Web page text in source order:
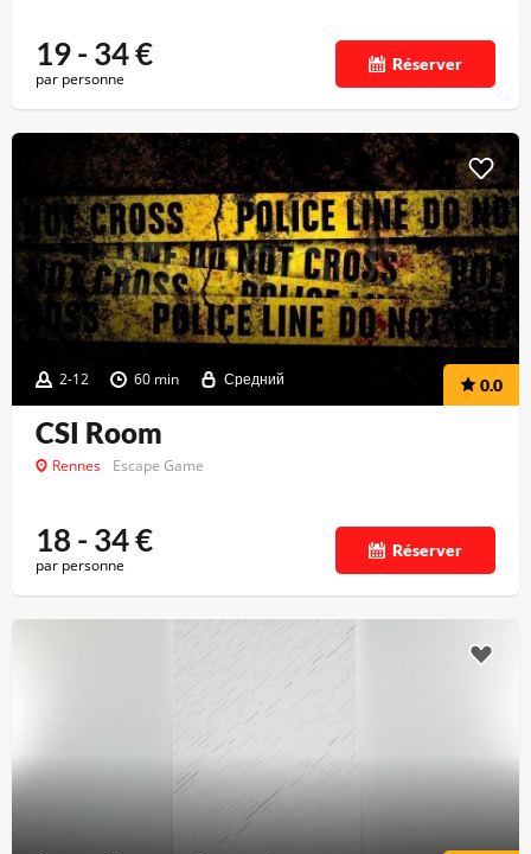
19 - 34€
par personne
Réserver
2-12 60 min Средний 0.0
CSI Room
Rennes Escape Game
18 - 34€
par personne
Réserver